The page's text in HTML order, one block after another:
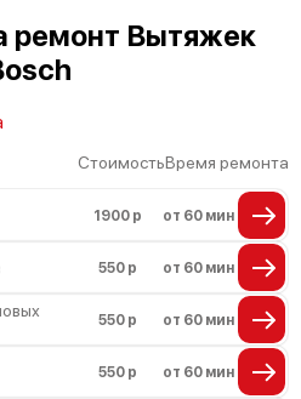
ремонт Вытяжек
СтоимостьВремя ремонта
1900 р от 60 мин
550 р от 60 мин
550 р от 60 мин
550 р от 60 мин